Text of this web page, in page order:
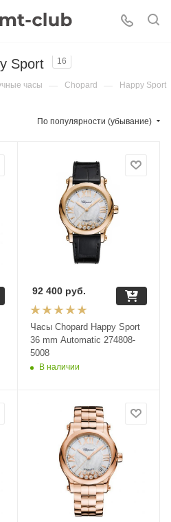
Sport 16
часы — Chopard — Happy Sport
По популярности (убывание)
Часы Chopard Happy Sport
36 mm Automatic 274808-
5008
В наличии
92 400руб.